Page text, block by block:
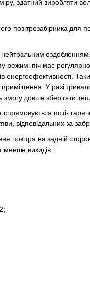
здатний виробляти
повітрозабірника для
нейтральним
режимі піч має
енергоефективності.
приміщення. У разі
змогу довше зберігати
потік
відповідальних за
повітря на задній
менше викидів.